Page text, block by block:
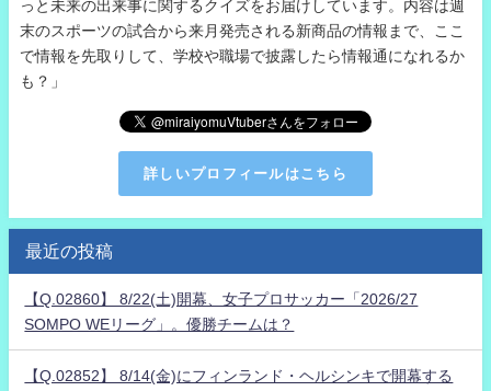
っと未来の出来事に関するクイズをお届けしています。内容は週
末のスポーツの試合から来月発売される新商品の情報まで、ここ
で情報を先取りして、学校や職場で披露したら情報通になれるか
も？」
詳しいプロフィールはこちら
最近の投稿
【Q.02860】 8/22(土)開幕、女子プロサッカー「2026/27
SOMPO WEリーグ」。優勝チームは？
【Q.02852】 8/14(金)にフィンランド・ヘルシンキで開幕する